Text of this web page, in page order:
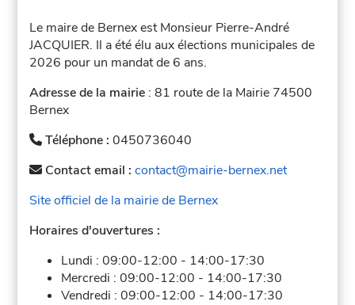
Le maire de Bernex est Monsieur Pierre-André
JACQUIER. Il a été élu aux élections municipales de
2026 pour un mandat de 6 ans.
Adresse de la mairie : 81 route de la Mairie 74500
Bernex
Téléphone :0450736040
Contact email :contact@mairie-bernex.net
Site officiel de la mairie de Bernex
Horaires d'ouvertures :
Lundi :09:00-12:00 - 14:00-17:30
Mercredi :09:00-12:00 - 14:00-17:30
Vendredi :09:00-12:00 - 14:00-17:30